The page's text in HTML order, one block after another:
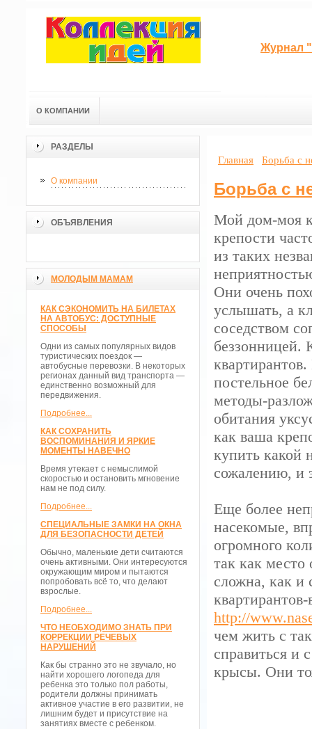
Журнал
О КОМПАНИИ
РАЗДЕЛЫ
О компании
ОБЪЯВЛЕНИЯ
МОЛОДЫМ МАМАМ
КАК СЭКОНОМИТЬ НА БИЛЕТАХ
НА АВТОБУС: ДОСТУПНЫЕ
СПОСОБЫ
Одни из самых популярных видов
туристических поездок —
автобусные перевозки. В некоторых
регионах данный вид транспорта —
единственно возможный для
передвижения.
Подробнее...
КАК СОХРАНИТЬ
ВОСПОМИНАНИЯ И ЯРКИЕ
МОМЕНТЫ НАВЕЧНО
Время утекает с немыслимой
скоростью и остановить мгновение
нам не под силу.
Подробнее...
СПЕЦИАЛЬНЫЕ ЗАМКИ НА ОКНА
ДЛЯ БЕЗОПАСНОСТИ ДЕТЕЙ
Обычно, маленькие дети считаются
очень активными. Они интересуются
окружающим миром и пытаются
попробовать всё то, что делают
взрослые.
Подробнее...
ЧТО НЕОБХОДИМО ЗНАТЬ ПРИ
КОРРЕКЦИИ РЕЧЕВЫХ
НАРУШЕНИЙ
Как бы странно это не звучало, но
найти хорошего логопеда для
ребенка это только пол работы,
родители должны принимать
активное участие в его развитии, не
лишним будет и присутствие на
занятиях вместе с ребенком.
Главная Борьба с
Борьба с
Мой дом-моя
крепости
из таких
Они очень
услышать, а
соседством
беззонницей.
постельное
методы-
обитания
как ваша
купить какой
сожалению, и
Еще более
насекомые,
огромного
так как место
сложна, как и
http://
чем жить с
справиться и
крысы. Они